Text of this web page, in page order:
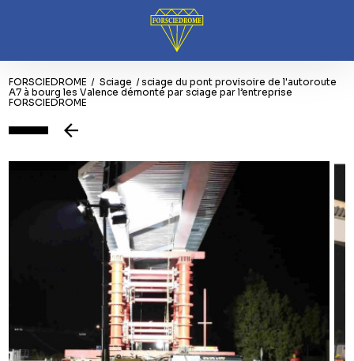
FORSCIEDROME Sciage
sciage du pont provisoire de l'autoroute
A7 à bourg les Valence démonté par sciage par l’entreprise
FORSCIEDROME
Panneau de gestion des cookies